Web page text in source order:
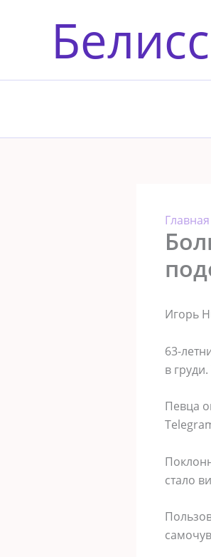
содержимому
Главная
Игорь
63-
в
Певца
стало